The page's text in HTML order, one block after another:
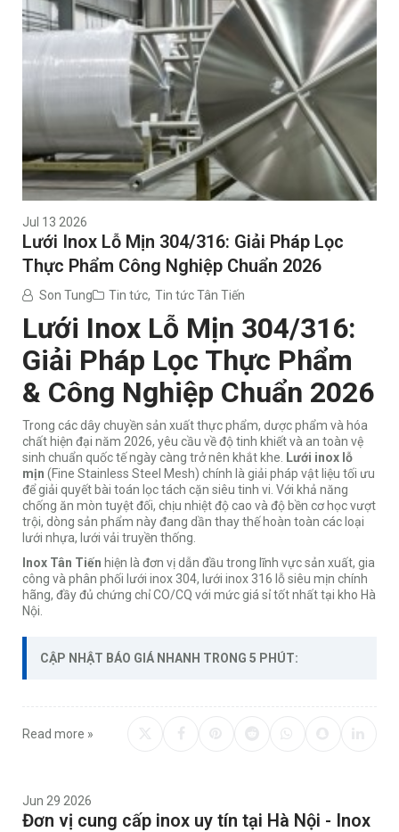
Jul 13 2026
Lưới Inox Lỗ Mịn 304/316: Giải Pháp Lọc
Thực Phẩm Công Nghiệp Chuẩn 2026
Son Tung Tin tức, Tin tức Tân Tiến
Lưới Inox Lỗ Mịn 304/316:
Giải Pháp Lọc Thực Phẩm
& Công Nghiệp Chuẩn 2026
Trong các dây chuyền sản xuất thực phẩm, dược phẩm và hóa
chất hiện đại năm 2026, yêu cầu về độ tinh khiết và an toàn vệ
sinh chuẩn quốc tế ngày càng trở nên khắt khe.
Lưới inox lỗ
mịn (Fine Stainless Steel Mesh) chính là giải pháp vật liệu tối ưu
để giải quyết bài toán lọc tách cặn siêu tinh vi. Với khả năng
chống ăn mòn tuyệt đối, chịu nhiệt độ cao và độ bền cơ học vượt
trội, dòng sản phẩm này đang dần thay thế hoàn toàn các loại
lưới nhựa, lưới vải truyền thống.
Inox Tân Tiến hiện là đơn vị dẫn đầu trong lĩnh vực sản xuất, gia
công và phân phối lưới inox 304, lưới inox 316 lỗ siêu mịn chính
hãng, đầy đủ chứng chỉ CO/CQ với mức giá sỉ tốt nhất tại kho Hà
Nội.
CẬP NHẬT BÁO GIÁ NHANH TRONG 5 PHÚT:
Read more »
Jun 29 2026
Đơn vị cung cấp inox uy tín tại Hà Nội - Inox